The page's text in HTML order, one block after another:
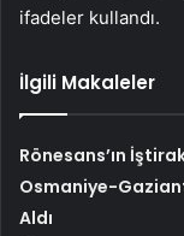
ifadeler kullandı.
İlgili Makaleler
Rönesans’ın
Osmaniye-
Aldı